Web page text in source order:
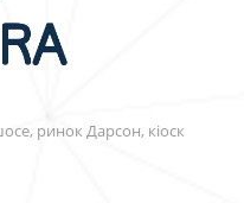
ринок Дарсон, кіоск